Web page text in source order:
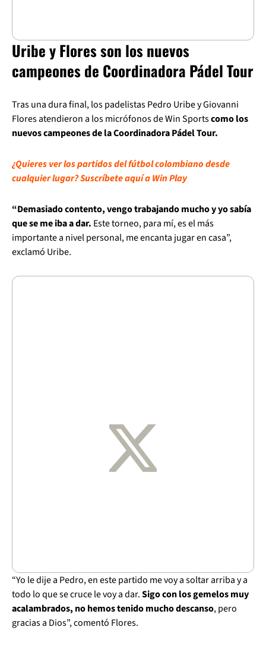
Uribe y Flores son los nuevos
campeones de Coordinadora Pádel Tour
Tras una dura final, los padelistas Pedro Uribe y Giovanni
Flores atendieron a los micrófonos de Win Sportscomo los
nuevos campeones de la Coordinadora Pádel Tour.
¿Quieres ver los partidos del fútbol colombiano desde
cualquier lugar? Suscríbete aquí a Win Play
“Demasiado contento, vengo trabajando mucho y yo sabía
que se me iba a dar. Este torneo, para mí, es el más
importante a nivel personal, me encanta jugar en casa”,
exclamó Uribe.
“Yo le dije a Pedro, en este partido me voy a soltar arriba y a
todo lo que se cruce le voy a dar.Sigo con los gemelos muy
acalambrados, no hemos tenido mucho descanso, pero
gracias a Dios”, comentó Flores.